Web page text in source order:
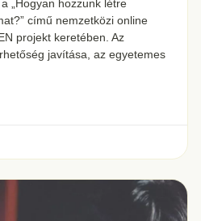
„Hogyan hozzunk létre
című nemzetközi online
projekt keretében. Az
javítása, az egyetemes